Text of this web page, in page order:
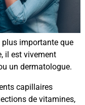
plus importante que
il est vivement
un dermatologue.
capillaires
de vitamines,